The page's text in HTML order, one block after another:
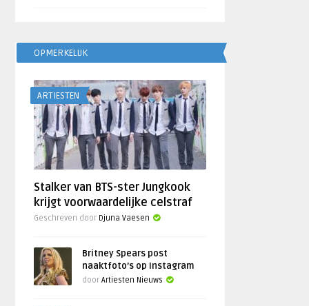
OPMERKELIJK
ARTIESTEN
Stalker van BTS-ster Jungkook
krijgt voorwaardelijke celstraf
Geschreven door Djuna Vaesen
Britney Spears post
naaktfoto’s op Instagram
doorArtiesten Nieuws